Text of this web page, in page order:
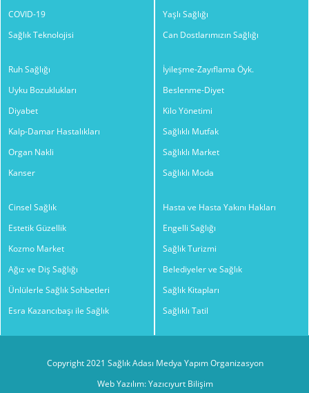
COVID-19
Sağlık Teknolojisi
Yaşlı Sağlığı
Can Dostlarımızın Sağlığı
Ruh Sağlığı
Uyku Bozuklukları
Diyabet
Kalp-Damar Hastalıkları
Organ Nakli
Kanser
İyileşme-Zayıflama Öyk.
Beslenme-Diyet
Kilo Yönetimi
Sağlıklı Mutfak
Sağlıklı Market
Sağlıklı Moda
Cinsel Sağlık
Estetik Güzellik
Kozmo Market
Ağız ve Diş Sağlığı
Ünlülerle Sağlık Sohbetleri
Esra Kazancıbaşı ile Sağlık
Hasta ve Hasta Yakını Hakları
Engelli Sağlığı
Sağlık Turizmi
Belediyeler ve Sağlık
Sağlık Kitapları
Sağlıklı Tatil
Copyright 2021 Sağlık Adası Medya Yapım Organizasyon
Web Yazılım: Yazıcıyurt Bilişim